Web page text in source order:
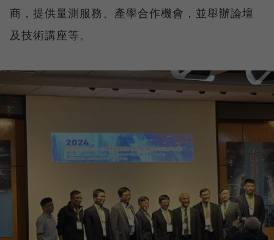
商，提供量測服務、產學合作機會，並舉辦論壇
及技術講座等。